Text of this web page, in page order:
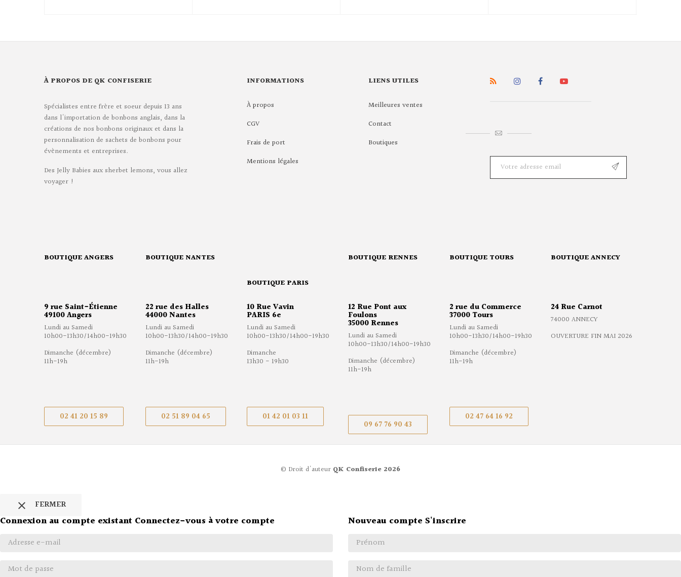
À PROPOS DE QK CONFISERIE
Spécialistes entre frère et soeur depuis 13 ans
dans l'importation de bonbons anglais, dans la
créations de nos bonbons originaux et dans la
personnalisation de sachets de bonbons pour
évènements et entreprises.
Des Jelly Babies aux sherbet lemons, vous allez
voyager !
INFORMATIONS
À propos
CGV
Frais de port
Mentions légales
LIENS UTILES
Meilleures ventes
Contact
Boutiques
BOUTIQUE ANGERS
9 rue Saint-Étienne
49100 Angers
Lundi au Samedi
10h00-13h30/14h00-19h30
Dimanche (décembre)
11h-19h
02 41 20 15 89
BOUTIQUE NANTES
22 rue des Halles
44000 Nantes
Lundi au Samedi
10h00-13h30/14h00-19h30
Dimanche (décembre)
11h-19h
02 51 89 04 65
BOUTIQUE PARIS
10 Rue Vavin
PARIS 6e
Lundi au Samedi
10h00-13h30/14h00-19h30
Dimanche
13h30 - 19h30
01 42 01 03 11
BOUTIQUE RENNES
12 Rue Pont aux
Foulons
35000 Rennes
Lundi au Samedi
10h00-13h30/14h00-19h30
Dimanche (décembre)
11h-19h
09 67 76 90 43
BOUTIQUE TOURS
2 rue du Commerce
37000 Tours
Lundi au Samedi
10h00-13h30/14h00-19h30
Dimanche (décembre)
11h-19h
02 47 64 16 92
BOUTIQUE ANNECY
24 Rue Carnot
74000 ANNECY
OUVERTURE FIN MAI 2026
© Droit d'auteur QK Confiserie 2026
 FERMER
Connexion au compte existant Connectez-vous à votre compte Nouveau compte S'inscrire